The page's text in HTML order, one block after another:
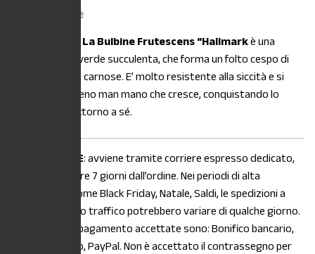
Descrizione
La Bulbine Frutescens “Hallmarkè una
pianta sempreverde succulenta, che forma un folto cespo di
foglie strette e carnose. E’ molto resistente alla siccità e si
allarga sul terreno man mano che cresce, conquistando lo
spazio libero attorno a sé.
SPEDIZIONE: avviene tramite corriere espresso dedicato,
entro e non oltre 7 giorni dall’ordine. Nei periodi di alta
stagionalità, come Black Friday, Natale, Saldi, le spedizioni a
causa di intenso traffico potrebbero variare di qualche giorno.
Le modalità di pagamento accettate sono: Bonifico bancario,
Carta di credito, PayPal. Non è accettato il contrassegno per